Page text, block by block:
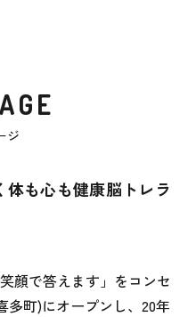
ジ
体も心も健康脳トレラ
顔で答えます」をコンセ
多町)にオープンし、20年